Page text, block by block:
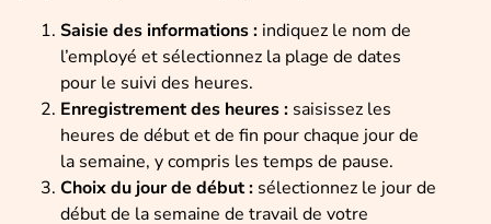
Saisie des informations : indiquez le nom de
l’employé et sélectionnez la plage de dates
pour le suivi des heures.
Enregistrement des heures : saisissez les
heures de début et de fin pour chaque jour de
la semaine, y compris les temps de pause.
Choix du jour de début : sélectionnez le jour de
début de la semaine de travail de votre